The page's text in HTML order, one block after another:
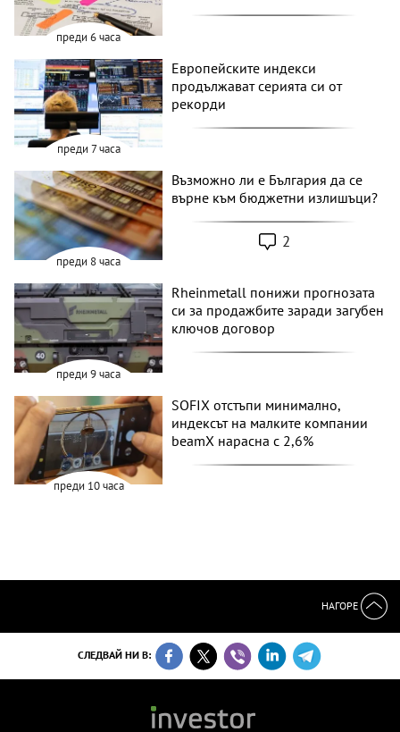
преди 6 часа
преди 7 часа
Европейските индекси
продължават серията си от
рекорди
преди 8 часа
Възможно ли е България да се
върне към бюджетни излишъци?
2
преди 9 часа
Rheinmetall понижи прогнозата
си за продажбите заради загубен
ключов договор
преди 10 часа
SOFIX отстъпи минимално,
индексът на малките компании
beamX нарасна с 2,6%
НАГОРЕ
СЛЕДВАЙ НИ В: